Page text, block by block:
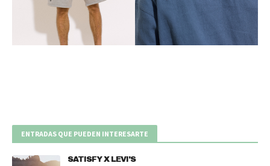
ENTRADAS QUE PUEDEN INTERESARTE
SATISFY X LEVI'S